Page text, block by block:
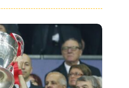
de
cette
saison
?